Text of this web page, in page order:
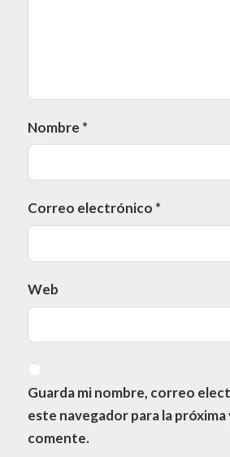
Nombre *
Correo electrónico *
Web
Guarda mi nombre, correo
este navegador para la próxima
comente.